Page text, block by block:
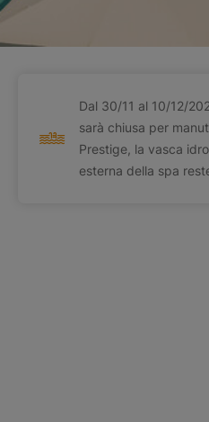
Dal 30/11 al 10/12/
sarà chiusa per
Prestige, la vasca
esterna della spa